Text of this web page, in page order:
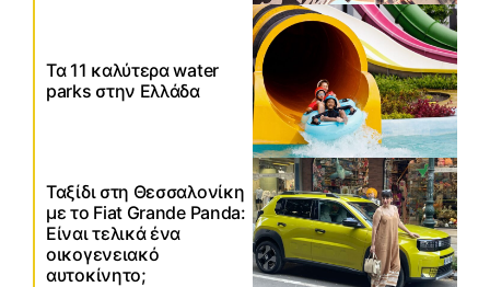
Τα 11 καλύτερα water
parks στην Ελλάδα
Ταξίδι στη Θεσσαλονίκη
με το Fiat Grande Panda:
Είναι τελικά ένα
οικογενειακό
αυτοκίνητο;